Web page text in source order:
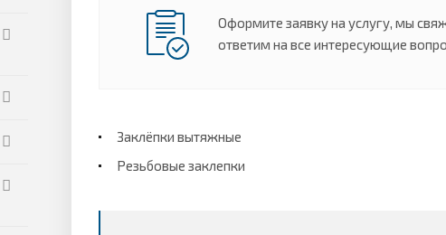
Оформите заявку на услугу, мы
ответим на все интересующие
Заклёпки вытяжные
Резьбовые заклепки